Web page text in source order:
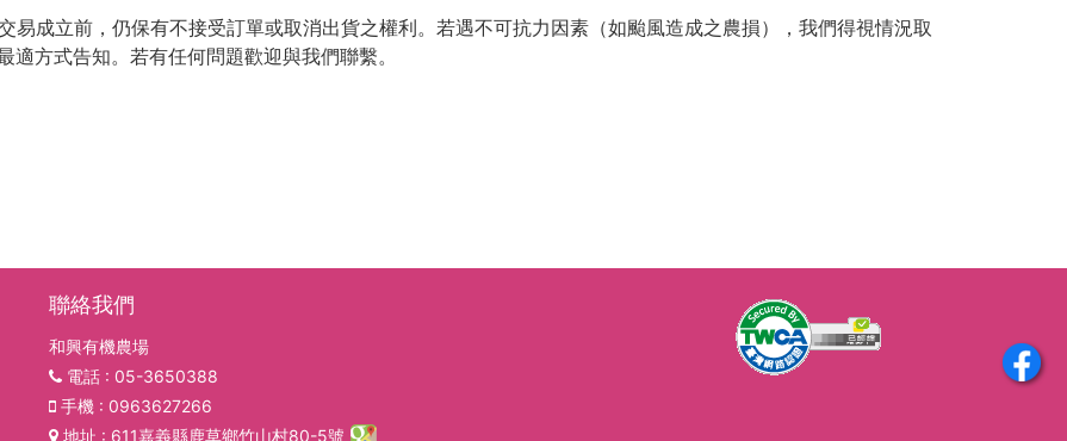
成立前，仍保有不接受訂單或取消出貨之權利。若遇不可抗力因素（如颱風造成之農損），我們得視情況取
方式告知。若有任何問題歡迎與我們聯繫。
聯絡我們
和興有機農場
電話: 05-3650388
手機 : 0963627266
地址 : 611嘉義縣鹿草鄉竹山村80-5號